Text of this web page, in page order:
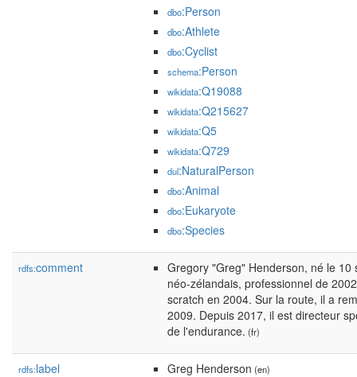
dbo:Person
dbo:Athlete
dbo:Cyclist
schema:Person
wikidata:Q19088
wikidata:Q215627
wikidata:Q5
wikidata:Q729
dul:NaturalPerson
dbo:Animal
dbo:Eukaryote
dbo:Species
rdfs:comment
Gregory "Greg" Henderson, né le
néo-zélandais, professionnel de
scratch en 2004. Sur la route, il a
2009. Depuis 2017, il est directeur
de l'endurance. (fr)
rdfs:label Greg Henderson (en)